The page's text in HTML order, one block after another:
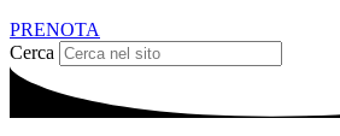
PRENOTA
Cerca